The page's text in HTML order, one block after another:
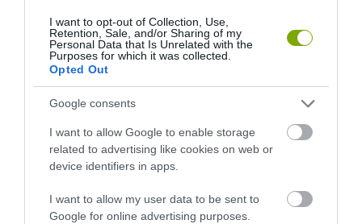
I want to opt-out of Collection, Use,
Retention, Sale, and/or Sharing of my
Personal Data that Is Unrelated with the
Purposes for which it was collected.
Opted Out
Google consents
I want to allow Google to enable storage
related to advertising like cookies on web or
device identifiers in apps.
I want to allow my user data to be sent to
Google for online advertising purposes.
SZOMJAZIK: LÉGKÖRI ASZÁLY
SZÍVJA KI A VIZET A
NÖVÉNYEKBŐL
2026-08-04
FELETT: MI EZ A LÁTHATATLAN
FEDŐ, ÉS MI TÖRTÉNIK
2026-08-03